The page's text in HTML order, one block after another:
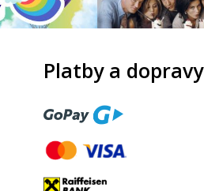
Platby a dopravy